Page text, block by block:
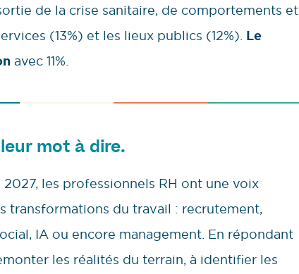
de la crise sanitaire, de comportements et
(13%) et les lieux publics (12%). Le
avec 11%.
mot à dire.
les professionnels RH ont une voix
transformations du travail : recrutement,
IA ou encore management. En répondant
les réalités du terrain, à identifier les